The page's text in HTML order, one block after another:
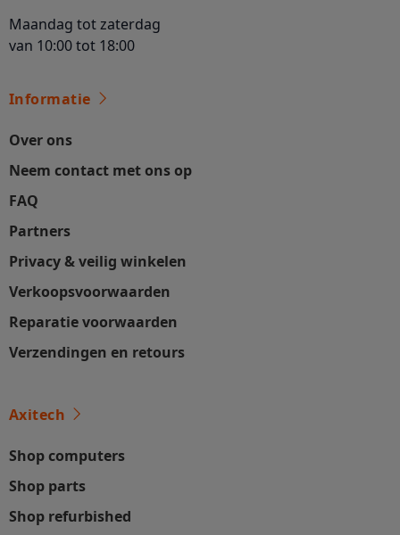
Maandag tot zaterdag
van 10:00 tot 18:00
Informatie
Over ons
Neem contact met ons op
FAQ
Partners
Privacy & veilig winkelen
Verkoopsvoorwaarden
Reparatie voorwaarden
Verzendingen en retours
Axitech
Shop computers
Shop parts
Shop refurbished